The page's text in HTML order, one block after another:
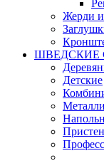
Жерди и
ШВЕДСКИЕ
Детские